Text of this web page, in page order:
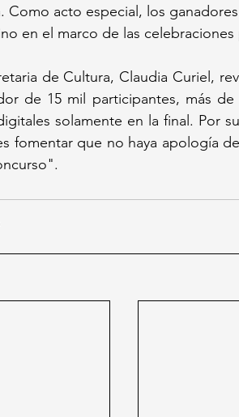
Como acto especial, los
en el marco de las celebraciones
de Cultura, Claudia Curiel,
de 15 mil participantes, más
solamente en la final. Por
fomentar que no haya apología